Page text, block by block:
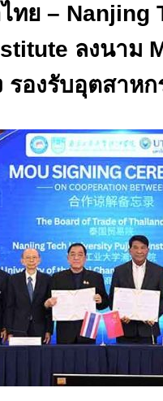
ทย – Nanjing
ลงนาม
รองรับอุตสาห